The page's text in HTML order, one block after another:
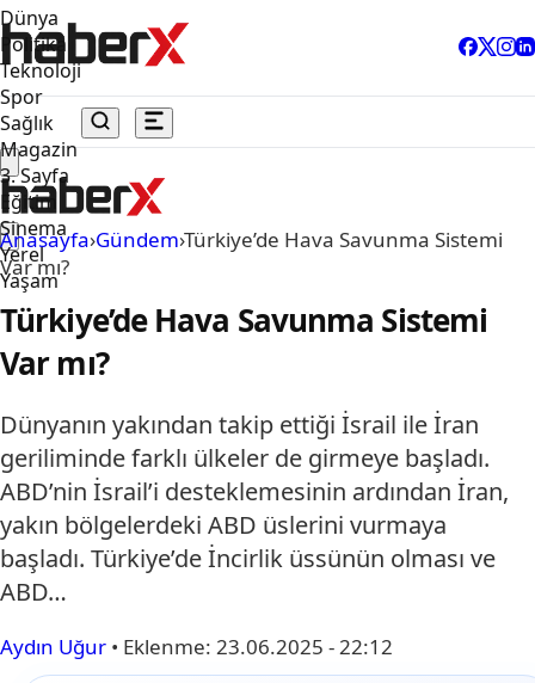
Dünya
Politika
Teknoloji
Spor
Sağlık
Magazin
3. Sayfa
Eğitim
Sinema
Yerel
Yaşam
Anasayfa›Gündem›Türkiye’de Hava Savunma Sistemi
Var mı?
Türkiye’de Hava Savunma Sistemi
Var mı?
Dünyanın yakından takip ettiği İsrail ile İran
geriliminde farklı ülkeler de girmeye başladı.
ABD’nin İsrail’i desteklemesinin ardından İran,
yakın bölgelerdeki ABD üslerini vurmaya
başladı. Türkiye’de İncirlik üssünün olması ve
ABD…
Aydın Uğur • Eklenme: 23.06.2025 - 22:12